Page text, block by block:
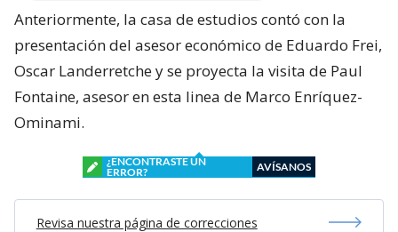
Anteriormente, la casa de estudios contó con la
presentación del asesor económico de Eduardo Frei,
Oscar Landerretche y se proyecta la visita de Paul
Fontaine, asesor en esta linea de Marco Enríquez-
Ominami.
¿ENCONTRASTE UN
ERROR?
AVÍSANOS
Revisa nuestra página de correcciones